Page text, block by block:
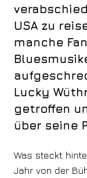
USA zu
manche
Lucky
getroffen
über seine
Was steckt
Jahr von der